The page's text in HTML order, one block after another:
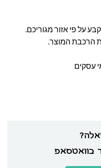
בוואטסאפ
הרכבת המוצר.